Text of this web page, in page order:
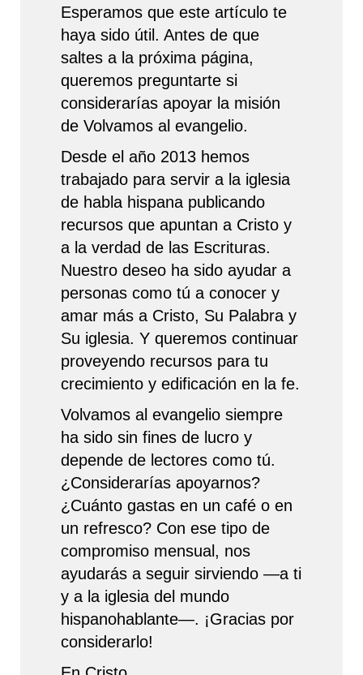
Esperamos que este artículo te
haya sido útil. Antes de que
saltes a la próxima página,
queremos preguntarte si
considerarías apoyar la misión
de Volvamos al evangelio.
Desde el año 2013 hemos
trabajado para servir a la iglesia
de habla hispana publicando
recursos que apuntan a Cristo y
a la verdad de las Escrituras.
Nuestro deseo ha sido ayudar a
personas como tú a conocer y
amar más a Cristo, Su Palabra y
Su iglesia. Y queremos continuar
proveyendo recursos para tu
crecimiento y edificación en la fe.
Volvamos al evangelio siempre
ha sido sin fines de lucro y
depende de lectores como tú.
¿Considerarías apoyarnos?
¿Cuánto gastas en un café o en
un refresco? Con ese tipo de
compromiso mensual, nos
ayudarás a seguir sirviendo —a ti
y a la iglesia del mundo
hispanohablante—. ¡Gracias por
considerarlo!